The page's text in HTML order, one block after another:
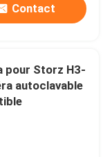
Contact
pour Storz H3-
autoclavable